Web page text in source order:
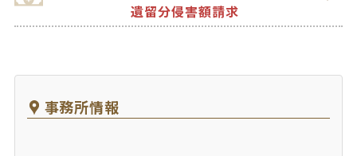
遺留分侵害額請求
事務所情報